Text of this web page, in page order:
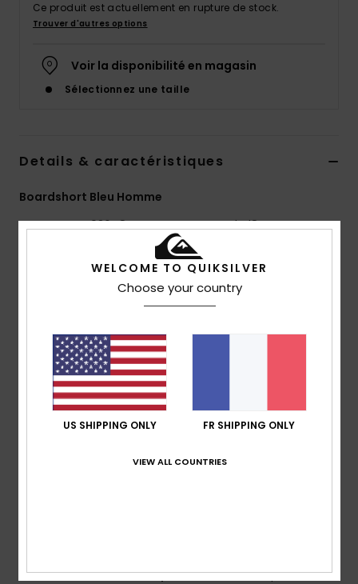
Ce produit est actuellement en rupture de stock.
Trouver d'autres options
Voir la disponibilité en magasin
Sélectionnez une taille
Details & caractéristiques
Boardshort Bleu Homme
StyleAQYBS03648 Code couleurbyl8
Caractéristiques
Collection Everyday
durabilité et de confort
Revêtement : Traitement hydrophobe sans PFC
Technologie :Imperméable
Coupe :coupe avec ourlet arrondi
Braguette :braguette performance
Autres caractéristiques :cordon élastique à
WELCOME TO QUIKSILVER
Choose your country
US SHIPPING ONLY FR SHIPPING ONLY
VIEW ALL COUNTRIES